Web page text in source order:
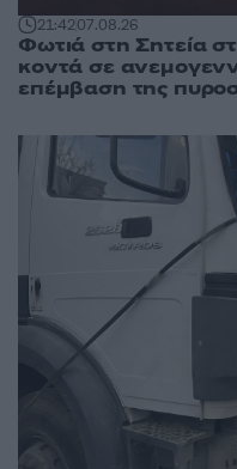
21:4207.08.26
Φωτιά στη Σητεία
κοντά σε
επέμβαση της